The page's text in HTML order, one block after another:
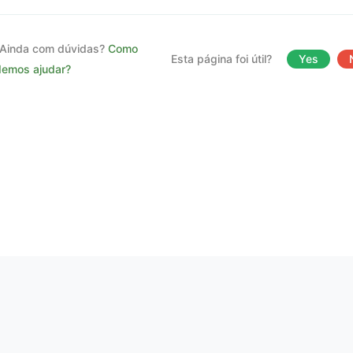
com dúvidas?Como
ajudar?
Esta página foi útil? Yes